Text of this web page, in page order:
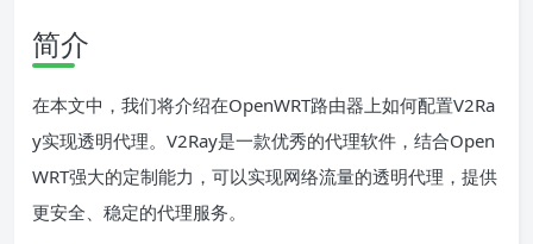
简介
在本文中，我们将介绍在OpenWRT路由器上如何配置V2Ra
y实现透明代理。V2Ray是一款优秀的代理软件，结合Open
WRT强大的定制能力，可以实现网络流量的透明代理，提供
更安全、稳定的代理服务。